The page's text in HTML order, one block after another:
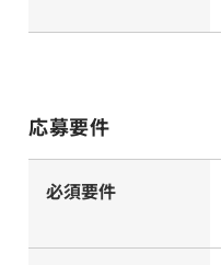
応募要件
必須要件